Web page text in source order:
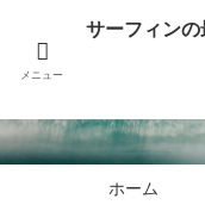
サーフィンに関するニュー
ホーム
メニュー
サーフィン